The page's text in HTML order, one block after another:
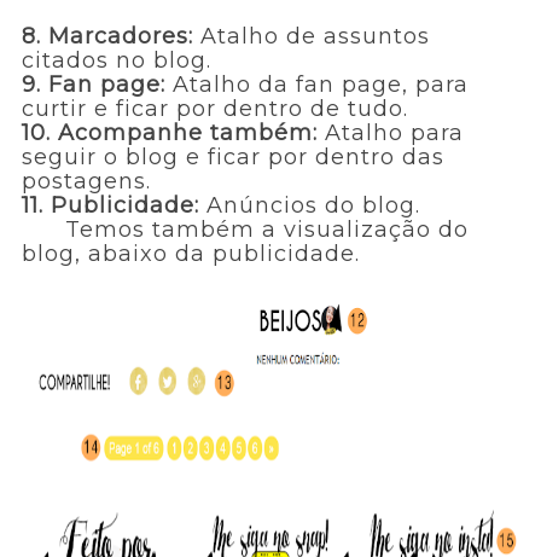
8. Marcadores: Atalho de assuntos
citados no blog.
9. Fan page: Atalho da fan page, para
curtir e ficar por dentro de tudo.
10. Acompanhe também: Atalho para
seguir o blog e ficar por dentro das
postagens.
11. Publicidade: Anúncios do blog.
Temos também a visualização do
blog, abaixo da publicidade.